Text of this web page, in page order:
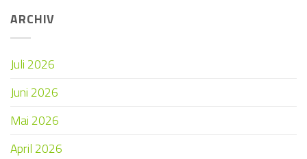
ARCHIV
Juli 2026
Juni 2026
Mai 2026
April 2026